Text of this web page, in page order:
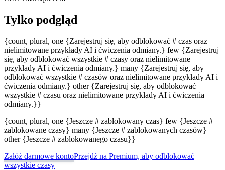
Tylko podgląd
{count, plural, one {Zarejestruj się, aby odblokować # czas oraz
nielimitowane przykłady AI i ćwiczenia odmiany.} few {Zarejestruj
się, aby odblokować wszystkie # czasy oraz nielimitowane
przykłady AI i ćwiczenia odmiany.} many {Zarejestruj się, aby
odblokować wszystkie # czasów oraz nielimitowane przykłady AI i
ćwiczenia odmiany.} other {Zarejestruj się, aby odblokować
wszystkie # czasu oraz nielimitowane przykłady AI i ćwiczenia
odmiany.}}
{count, plural, one {Jeszcze # zablokowany czas} few {Jeszcze #
zablokowane czasy} many {Jeszcze # zablokowanych czasów}
other {Jeszcze # zablokowanego czasu}}
Załóż darmowe kontoPrzejdź na Premium, aby odblokować
wszystkie czasy